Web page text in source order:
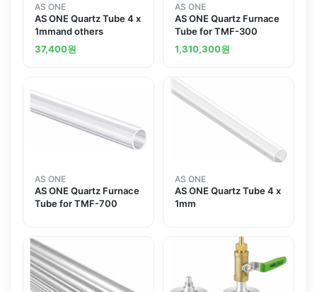
AS ONE
AS ONE Quartz Tube 4 x
1mmand others
37,400원
AS ONE
AS ONE Quartz Furnace
Tube for TMF-300
1,310,300원
AS ONE
AS ONE Quartz Furnace
Tube for TMF-700
AS ONE
AS ONE Quartz Tube 4 x
1mm